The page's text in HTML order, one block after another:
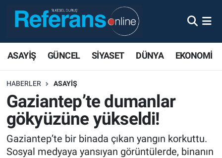
ASAYİŞ GÜNCEL SİYASET DÜNYA EKONOMİ
HABERLER ASAYİŞ
Gaziantep’te dumanlar
gökyüzüne yükseldi!
Gaziantep’te bir binada çıkan yangın korkuttu.
Sosyal medyaya yansıyan görüntülerde, binanın